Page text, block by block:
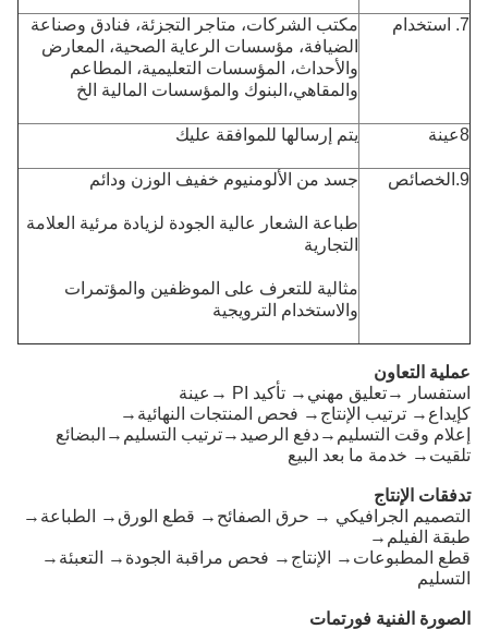
7. استخدام
مكتب الشركات، متاجر التجزئة، فنادق وصناعة
الضيافة، مؤسسات الرعاية الصحية، المعارض
والأحداث، المؤسسات التعليمية، المطاعم
والمقاهي،البنوك والمؤسسات المالية الخ
8عينة يتم إرسالها للموافقة عليك
9. الخصائص جسد من الألومنيوم خفيف الوزن ودائم
طباعة الشعار عالية الجودة لزيادة مرئية العلامة
التجارية
مثالية للتعرف على الموظفين والمؤتمرات
والاستخدام الترويجية
عملية التعاون
استفسار →تعليق مهني→ تأكيد PI →عينة
كإيداع→ ترتيب الإنتاج→ فحص المنتجات النهائية→
إعلام وقت التسليم→دفع الرصيد→ترتيب التسليم→البضائع
تلقيت→ خدمة ما بعد البيع
تدفقات الإنتاج
التصميم الجرافيكي → حرق الصفائح→ قطع الورق→ الطباعة→
طبقة الفيلم→
قطع المطبوعات→ الإنتاج→ فحص مراقبة الجودة→ التعبئة→
التسليم
الصورة الفنية فورتمات